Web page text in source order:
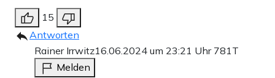
15
Antworten
Rainer Irrwitz16.06.2024 um 23:21 Uhr 781T
Melden